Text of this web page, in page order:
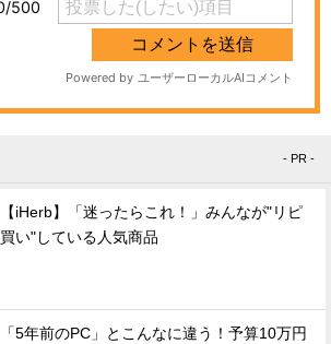
- PR -
【iHerb】「迷ったらこれ！」みんなが"リピ
買い"している人気商品
「5年前のPC」とこんなに違う！予算10万円